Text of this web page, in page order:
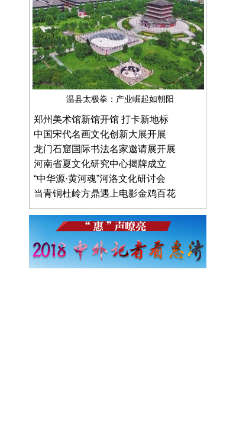
温县太极拳：产业崛起如朝阳
郑州美术馆新馆开馆 打卡新地标
中国宋代名画文化创新大展开展
龙门石窟国际书法名家邀请展开展
河南省夏文化研究中心揭牌成立
“中华源·黄河魂”河洛文化研讨会
当青铜杜岭方鼎遇上电影金鸡百花